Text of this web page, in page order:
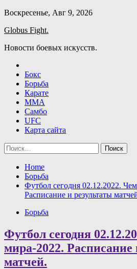
Skip
content
Воскресенье, Авг 9, 2026
Globus Fight.
Новости боевых искусств.
Бокс
Борьба
Карате
ММА
Самбо
UFC
Карта сайта
Найти:
Home
Борьба
Футбол сегодня 02.12.2022.
Расписание и результаты
Борьба
Футбол сегодня
мира-2022. Расписание
матчей.